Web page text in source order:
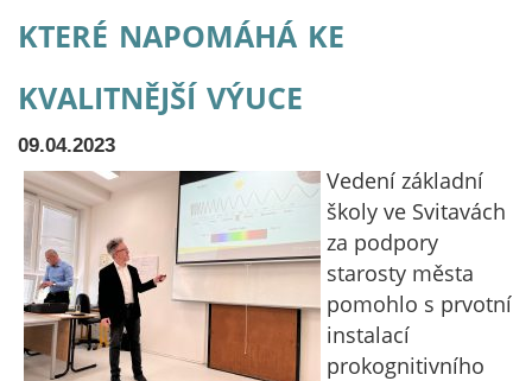
které napomáhá ke
kvalitnější výuce
09.04.2023
Vedení základní
školy ve Svitavách
za podpory
starosty města
pomohlo s prvotní
instalací
prokognitivního